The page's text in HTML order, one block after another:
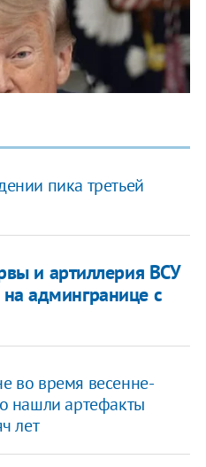
пика третьей
и артиллерия ВСУ
админгранице с
во время весенне-
нашли артефакты
лет